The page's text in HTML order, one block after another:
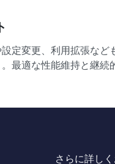
定変更、利用拡張など
最適な性能維持と継続
さらに詳し